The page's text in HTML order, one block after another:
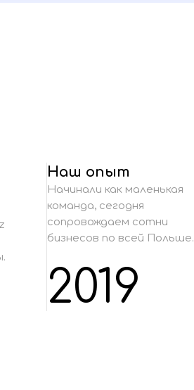
Наш опыт
Начинали как маленькая
команда, сегодня
сопровождаем сотни
бизнесов по всей Польше.
2019